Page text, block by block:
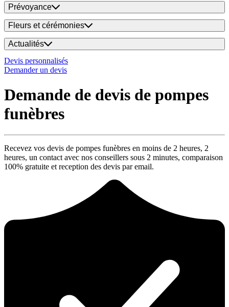
Prévoyance
Fleurs et cérémonies
Actualités
Devis personnalisés
Demander un devis
Demande de devis de pompes
funèbres
Recevez vos devis de pompes funèbres en moins de 2 heures, 2
heures, un contact avec nos conseillers sous 2 minutes, comparaison
100% gratuite et reception des devis par email.